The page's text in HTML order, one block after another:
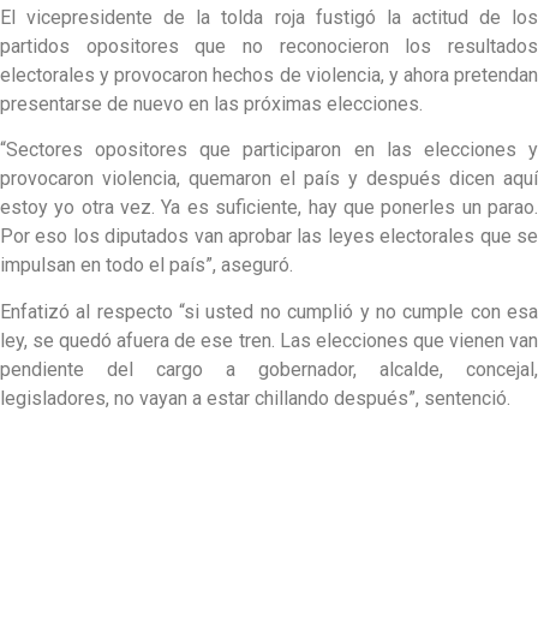
El vicepresidente de la tolda roja fustigó la actitud de los
partidos opositores que no reconocieron los resultados
electorales y provocaron hechos de violencia, y ahora pretendan
presentarse de nuevo en las próximas elecciones.
“Sectores opositores que participaron en las elecciones y
provocaron violencia, quemaron el país y después dicen aquí
estoy yo otra vez. Ya es suficiente, hay que ponerles un parao.
Por eso los diputados van aprobar las leyes electorales que se
impulsan en todo el país”, aseguró.
Enfatizó al respecto “si usted no cumplió y no cumple con esa
ley, se quedó afuera de ese tren. Las elecciones que vienen van
pendiente del cargo a gobernador, alcalde, concejal,
legisladores, no vayan a estar chillando después”, sentenció.